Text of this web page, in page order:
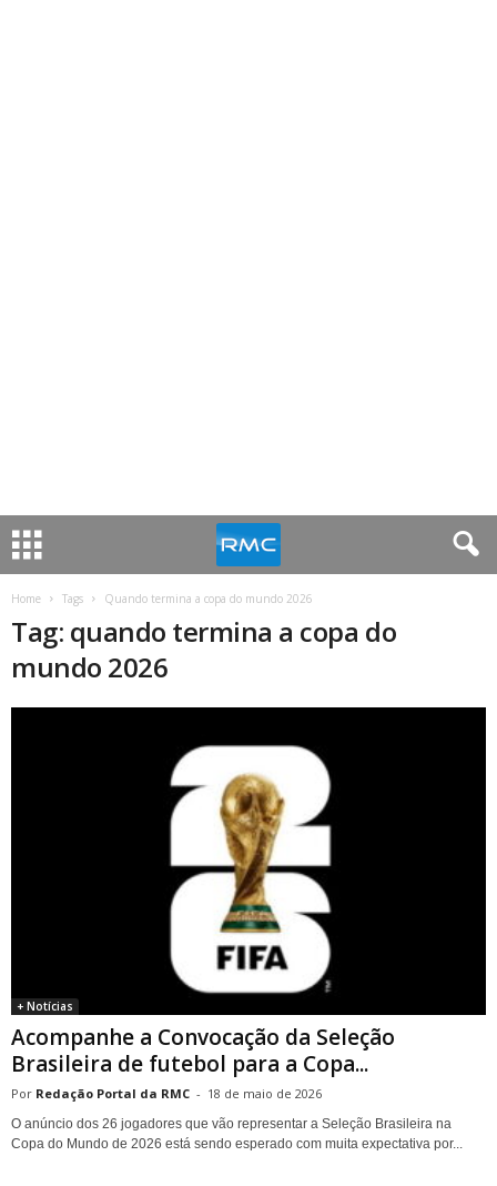
Home Tags Quando termina a copa do mundo 2026
Tag: quando termina a copa do
mundo 2026
+ Notícias
Acompanhe a Convocação da Seleção
Brasileira de futebol para a Copa...
Redação Portal da RMC - 18 de maio de 2026
O anúncio dos 26 jogadores que vão representar a Seleção Brasileira na
Copa do Mundo de 2026 está sendo esperado com muita expectativa por...